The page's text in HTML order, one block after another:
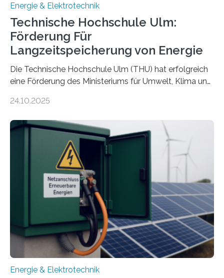
Energie & Elektrotechnik
Technische Hochschule Ulm:
Förderung Für
Langzeitspeicherung von Energie
Die Technische Hochschule Ulm (THU) hat erfolgreich
eine Förderung des Ministeriums für Umwelt, Klima und
Forschungsprojekt „LAGER – Langzeitspeicherung in
Quartieren“ eingeworben. Ziel des Projekts ist die
Entwicklung, Erprobung und Demonstration von
Konzepten zur langfristigen Energiespeicherung in
sektorübergreifend vernetzten Energiesystemen. Das
Projekt startete am 15. Oktober 2025, hat eine Laufzeit
von drei Jahren und ein Gesamtvolumen von rund 2,9
Millionen Euro, wovon 2,6 Millionen Euro durch das
Ministerium für Umwelt, Klima und…
24.10.2025
Energie & Elektrotechnik